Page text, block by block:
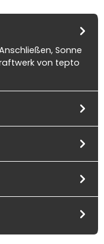
Sonne
von tepto